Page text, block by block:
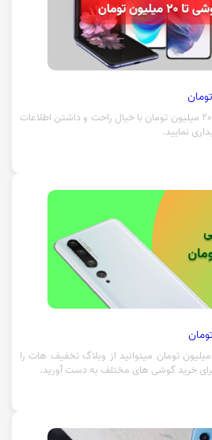
با مطالعه وبلاگ خرید گوشی تا 20 میلیون تومان با خیال راحت و داشتن اطلاعات
نمایید.
برای خرید بهترین گوشی تا 15 میلیون تومان میتوانید از وبلاگ تخفیف هات را
برای خرید گوشی های مختلف به دست آورید.